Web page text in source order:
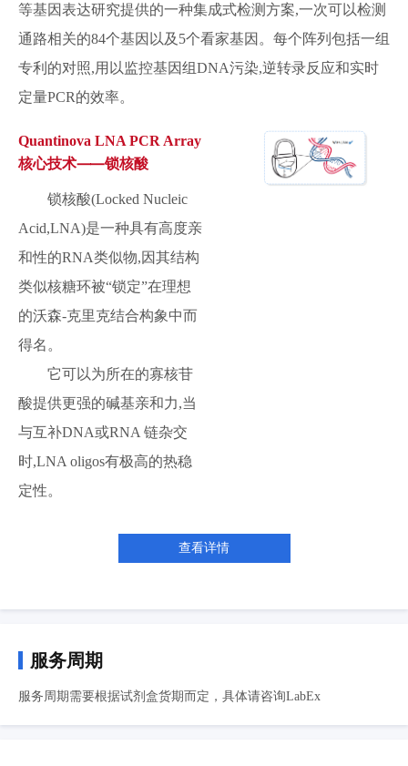
等基因表达研究提供的一种集成式检测方案,一次可以检测
通路相关的84个基因以及5个看家基因。每个阵列包括一组
专利的对照,用以监控基因组DNA污染,逆转录反应和实时
定量PCR的效率。
Quantinova LNA PCR Array
核心技术⸺锁核酸
锁核酸(Locked Nucleic
Acid,LNA)是一种具有高度亲
和性的RNA类似物,因其结构
类似核糖环被“锁定”在理想
的沃森-克里克结合构象中而
得名。
它可以为所在的寡核苷
酸提供更强的碱基亲和力,当
与互补DNA或RNA 链杂交
时,LNA oligos有极高的热稳
定性。
查看详情
服务周期
服务周期需要根据试剂盒货期而定，具体请咨询LabEx